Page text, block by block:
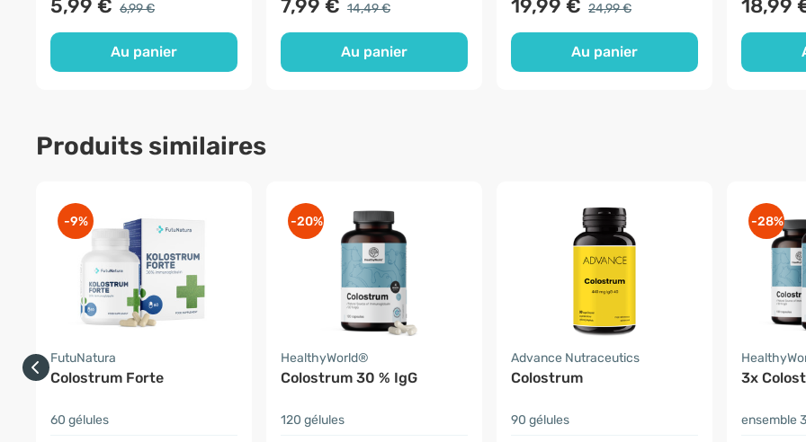
5,99 € 6,99 €
Au panier
7,99 € 14,49 €
Au panier
19,99 € 24,99 €
Au panier
18,99
Produits similaires
-9%
FutuNatura
Colostrum Forte
60 gélules
-20%
HealthyWorld®
Colostrum 30 % IgG
120 gélules
Advance Nutraceutics
Colostrum
90 gélules
-28%
3x
ensemble